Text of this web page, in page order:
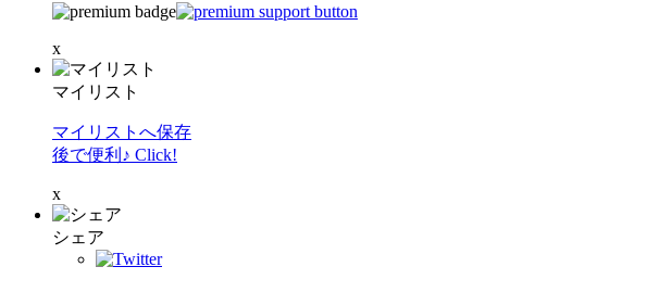
x
マイリスト
マイリストへ保存
後で便利♪ Click!
x
シェア